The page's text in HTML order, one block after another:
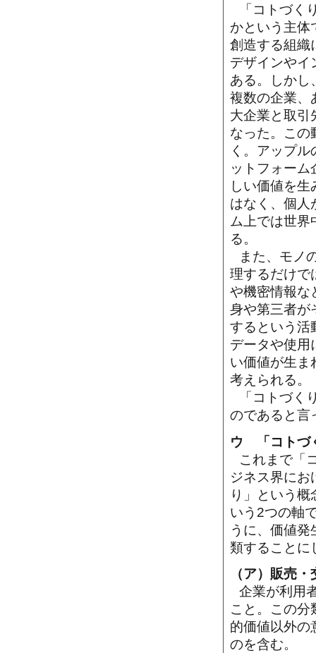
「コトづ
かという主体
創造する組織
デザインやイ
ある。しかし
複数の企業、
大企業と取引
なった。この
く。アップ
ットフォー
しい価値を
はなく、個人
ム上では世
る。
また、モノ
理するだけで
や機密情報な
身や第三者が
するという活
データや使用
い価値が生ま
考えられる。
「コトづ
のであると言
ウ 「コトづ
これまで「
ジネス界にお
り」という
いう2つの軸
うに、価値
類することに
（ア）販売
企業が利用
こと。この分
的価値以外の
のを含む。